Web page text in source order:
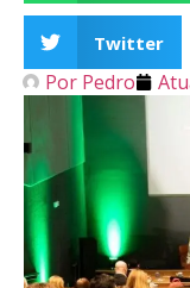
Twitter
Por Pedro